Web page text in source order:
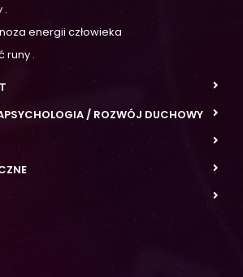
.
energii człowieka
runy .
/ ROZWÓJ DUCHOWY